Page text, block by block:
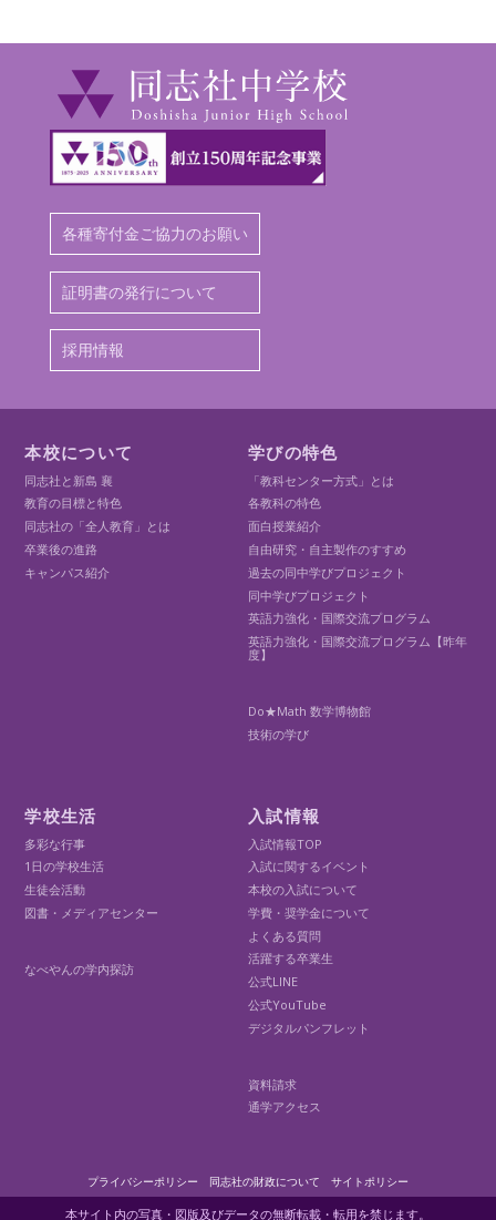
各種寄付金ご協力のお願い
証明書の発行について
採用情報
本校について
同志社と新島 襄
教育の目標と特色
同志社の「全人教育」とは
卒業後の進路
キャンパス紹介
学びの特色
「教科センター方式」とは
各教科の特色
面白授業紹介
自由研究・自主製作のすすめ
過去の同中学びプロジェクト
同中学びプロジェクト
英語力強化・国際交流プログラム
英語力強化・国際交流プログラム【昨年
度】
Do★Math 数学博物館
技術の学び
学校生活
多彩な行事
1日の学校生活
生徒会活動
図書・メディアセンター
なべやんの学内探訪
入試情報
入試情報TOP
入試に関するイベント
本校の入試について
学費・奨学金について
よくある質問
活躍する卒業生
公式LINE
公式YouTube
デジタルパンフレット
資料請求
通学アクセス
プライバシーポリシー 同志社の財政について サイトポリシー
本サイト内の写真・図版及びデータの無断転載・転用を禁じます。